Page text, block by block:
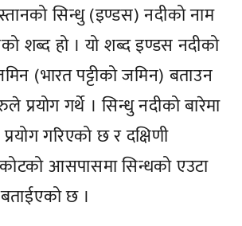
सिन्धु (इण्डस) नदीको नाम
शब्द हो । यो शब्द इण्डस नदीको
(भारत पट्टीको जमिन) बताउन
प्रयोग गर्थे । सिन्धु नदीको बारेमा
गरिएको छ र दक्षिणी
आसपासमा सिन्धको एउटा
छ ।